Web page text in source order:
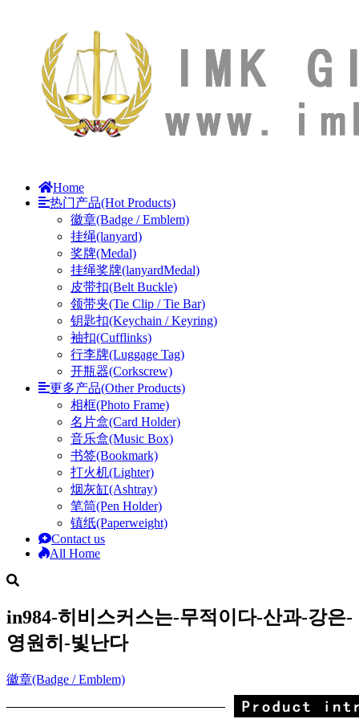
Home
热门产品(Hot Products)
徽章(Badge / Emblem)
挂绳(lanyard)
奖牌(Medal)
挂绳奖牌(lanyardMedal)
皮带扣(Belt Buckle)
领带夹(Tie Clip / Tie Bar)
钥匙扣(Keychain / Keyring)
袖扣(Cufflinks)
行李牌(Luggage Tag)
开瓶器(Corkscrew)
更多产品(Other Products)
相框(Photo Frame)
名片盒(Card Holder)
音乐盒(Music Box)
书签(Bookmark)
打火机(Lighter)
烟灰缸(Ashtray)
笔筒(Pen Holder)
镇纸(Paperweight)
Contact us
All Home
in984-히비스커스는-무적이다-산과-강은-
영원히-빛난다
徽章(Badge / Emblem)